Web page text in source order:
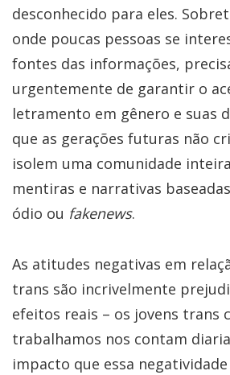
desconhecido para eles.
onde poucas pessoas se
fontes das informações,
urgentemente de garantir o
letramento em gênero e suas
que as gerações futuras não
isolem uma comunidade
mentiras e narrativas
ódio ou fakenews.
As atitudes negativas em
trans são incrivelmente
efeitos reais – os jovens trans
trabalhamos nos contam
impacto que essa